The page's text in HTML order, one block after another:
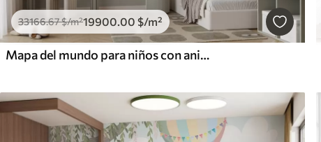
33166.67$/m²19900.00 $/m²
Mapa del mundo para niños con animales, aviones y globos aerostáticos. En inglés. Color beige.